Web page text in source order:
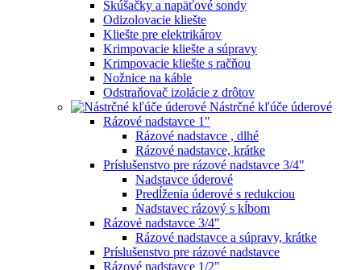
Skúšačky a napäťové sondy
Odizolovacie kliešte
Kliešte pre elektrikárov
Krimpovacie kliešte a súpravy
Krimpovacie kliešte s račňou
Nožnice na káble
Odstraňovač izolácie z drôtov
Nástrčné kľúče úderové
Rázové nadstavce 1"
Rázové nadstavce , dlhé
Rázové nadstavce, krátke
Príslušenstvo pre rázové nadstavce 3/4"
Nadstavce úderové
Predĺženia úderové s redukciou
Nadstavec rázový s kĺbom
Rázové nadstavce 3/4"
Rázové nadstavce a súpravy, krátke
Príslušenstvo pre rázové nadstavce
Rázové nadstavce 1/2"